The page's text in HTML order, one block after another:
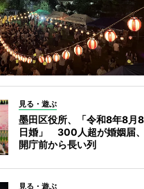
見る・遊ぶ
墨田区役所、「令和8年8月8
日婚」 300人超が婚姻届、
開庁前から長い列
見る・遊ぶ